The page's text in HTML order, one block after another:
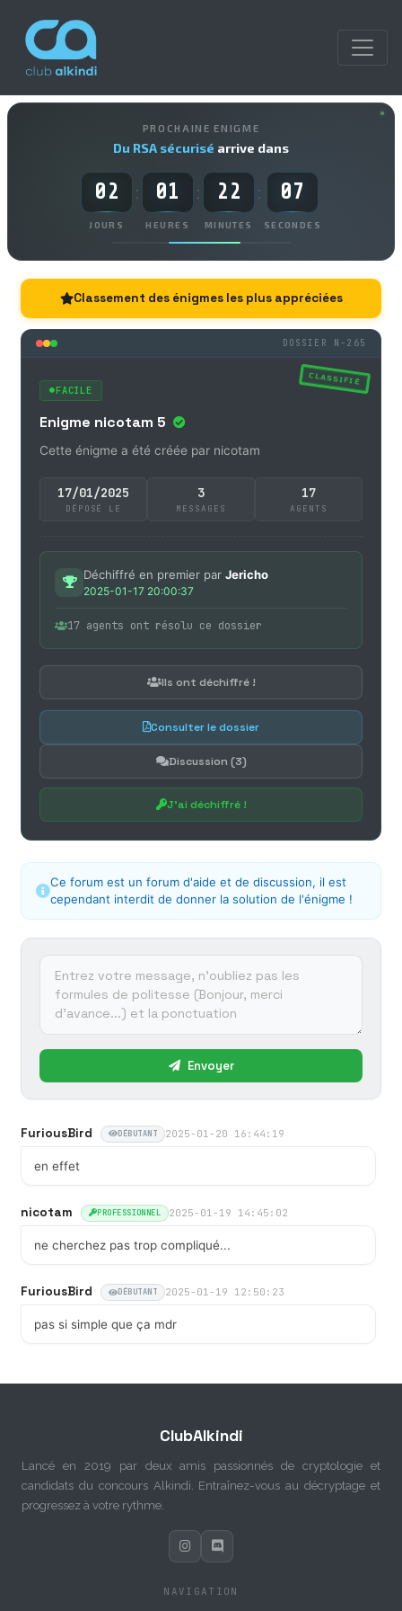
PROCHAINE ENIGME
Du RSA sécurisé arrive dans
02
JOURS
: 01
HEURES
: 22
MINUTES
: 06
SECONDES
Classement des énigmes les plus appréciées
DOSSIER N-265
CLASSIFIÉ
FACILE
Enigme nicotam 5
Cette énigme a été créée par nicotam
17/01/2025
DÉPOSÉ LE
3
MESSAGES
17
AGENTS
Déchiffré en premier par Jericho
2025-01-17 20:00:37
17 agents ont résolu ce dossier
Ils ont déchiffré !
Consulter le dossier
Discussion (3)
J'ai déchiffré !
Ce forum est un forum d'aide et de discussion, il est
cependant interdit de donner la solution de l'énigme !
Envoyer
FuriousBird DÉBUTANT 2025-01-20 16:44:19
en effet
nicotam PROFESSIONNEL 2025-01-19 14:45:02
ne cherchez pas trop compliqué...
FuriousBird DÉBUTANT 2025-01-19 12:50:23
pas si simple que ça mdr
ClubAlkindi
Lancé en 2019 par deux amis passionnés de cryptologie et
candidats du concours Alkindi. Entraînez-vous au décryptage et
progressez à votre rythme.
NAVIGATION